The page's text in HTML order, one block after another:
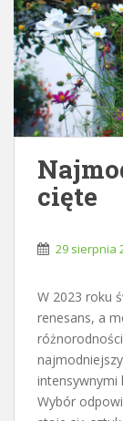
cięte
29 sierpnia
W 2023 roku
renesans, a
intensywnymi
Wybór